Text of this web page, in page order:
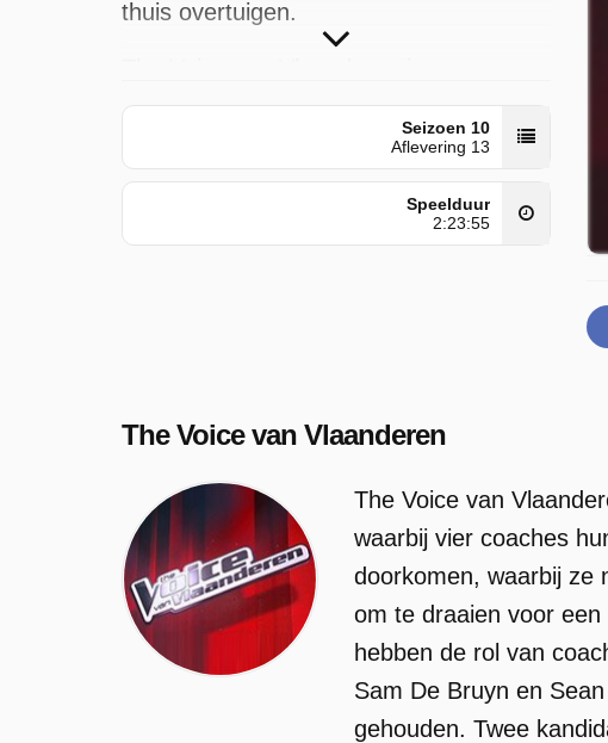
thuis overtuigen.
uitgezonden door VTM op vrijdag 8 mei
Seizoen 10
Aflevering 13
Speelduur
2:23:55
The Voice van Vlaanderen
The Voice van
waarbij vier coaches
doorkomen, waarbij ze
om te draaien voor
hebben de rol van
Sam De Bruyn en
gehouden. Twee